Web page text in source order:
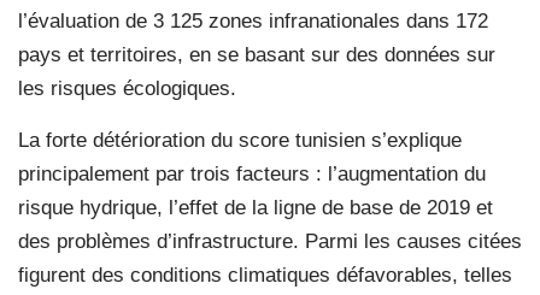
l’évaluation de 3 125 zones infranationales dans 172
pays et territoires, en se basant sur des données sur
les risques écologiques.
La forte détérioration du score tunisien s’explique
principalement par trois facteurs : l’augmentation du
risque hydrique, l’effet de la ligne de base de 2019 et
des problèmes d’infrastructure. Parmi les causes citées
figurent des conditions climatiques défavorables, telles